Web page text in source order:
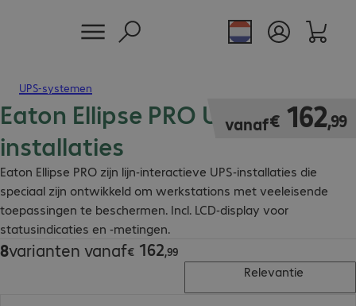
UPS-systemen
Eaton Ellipse PRO UPS-
installaties
Eaton Ellipse PRO zijn lijn-interactieve UPS-installaties die
speciaal zijn ontwikkeld om werkstations met veeleisende
toepassingen te beschermen. Incl. LCD-display voor
statusindicaties en -metingen.
vanaf€ 162,99
€ 162,99
8varianten vanaf€ 162,99
€ 162,99
Relevantie